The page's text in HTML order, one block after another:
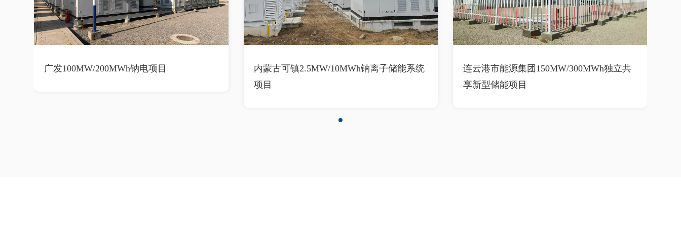
广发100MW/200MWh钠电项目
内蒙古可镇2.5MW/10MWh钠离子储能系统
项目
连云港市能源集团150MW/300MWh独立共
享新型储能项目